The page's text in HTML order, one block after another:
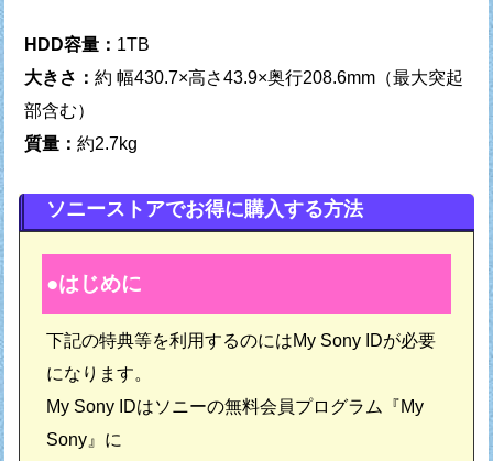
HDD容量： 1TB
大きさ： 約 幅430.7×高さ43.9×奥行208.6mm（最大突起
部含む）
質量： 約2.7kg
ソニーストアでお得に購入する方法
はじめに
下記の特典等を利用するのにはMy Sony IDが必要
になります。
My Sony IDはソニーの無料会員プログラム『My
Sony』に